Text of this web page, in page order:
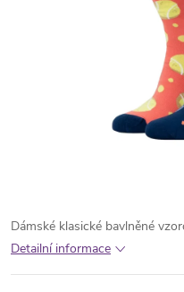
Dámské klasické bavlněné
Detailní informace